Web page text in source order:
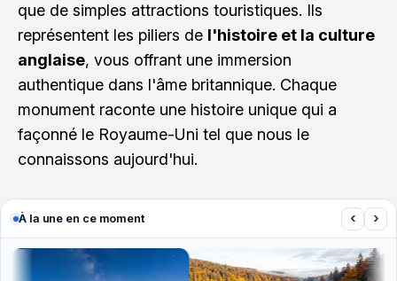
que de simples attractions touristiques. Ils
représentent les piliers de l'histoire et la culture
anglaise, vous offrant une immersion
authentique dans l'âme britannique. Chaque
monument raconte une histoire unique qui a
façonné le Royaume-Uni tel que nous le
connaissons aujourd'hui.
À la une en ce moment ‹ ›